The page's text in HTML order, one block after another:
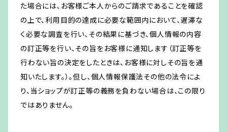
た場合には、お客様ご本人からのご請求であることを確認
の上で、利用目的の達成に必要な範囲内において、遅滞な
く必要な調査を行い、その結果に基づき、個人情報の内容
の訂正等を行い、その旨をお客様に通知します（訂正等を
行わない旨の決定をしたときは、お客様に対しその旨を通
知いたします。）。但し、個人情報保護法その他の法令によ
り、当ショップが訂正等の義務を負わない場合は、この限り
ではありません。